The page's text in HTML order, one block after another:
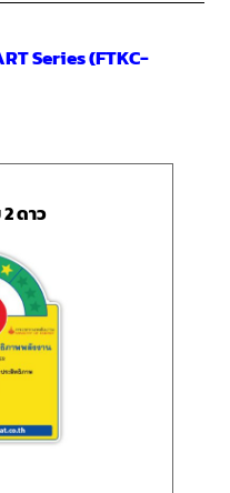
Series (FTKC-
2 ดาว